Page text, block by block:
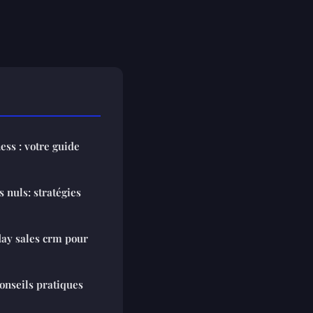
: votre guide
nuls: stratégies
sales crm pour
pratiques